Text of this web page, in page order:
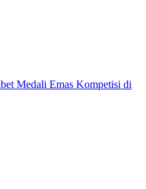
Medali Emas Kompetisi di